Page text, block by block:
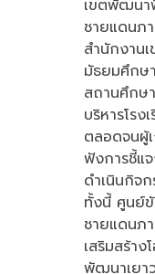
เขตพัฒนา
ชายแดนภ
สำนักงาน
มัธยมศึกษ
สถานศึกษ
บริหารโรง
ตลอดจนผู้
ฟังการชี้แจ
ดำเนินกิจก
ทั้งนี้ ศูนย์ขั
ชายแดนภ
เสริมสร้าง
พัฒนาเยา